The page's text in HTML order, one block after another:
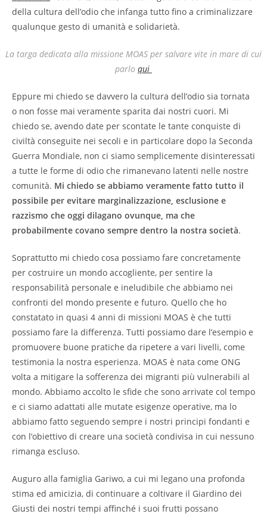
della cultura dell’odio che infanga tutto fino a criminalizzare
qualunque gesto di umanità e solidarietà.
La targa dedicata alla missione MOAS per salvare vite in mare di cui
parlo qui
Eppure mi chiedo se davvero la cultura dell’odio sia tornata
o non fosse mai veramente sparita dai nostri cuori. Mi
chiedo se, avendo date per scontate le tante conquiste di
civiltà conseguite nei secoli e in particolare dopo la Seconda
Guerra Mondiale, non ci siamo semplicemente disinteressati
a tutte le forme di odio che rimanevano latenti nelle nostre
comunità. Mi chiedo se abbiamo veramente fatto tutto il
possibile per evitare marginalizzazione, esclusione e
razzismo che oggi dilagano ovunque, ma che
probabilmente covano sempre dentro la nostra società.
Soprattutto mi chiedo cosa possiamo fare concretamente
per costruire un mondo accogliente, per sentire la
responsabilità personale e ineludibile che abbiamo nei
confronti del mondo presente e futuro. Quello che ho
constatato in quasi 4 anni di missioni MOAS è che tutti
possiamo fare la differenza. Tutti possiamo dare l’esempio e
promuovere buone pratiche da ripetere a vari livelli, come
testimonia la nostra esperienza. MOAS è nata come ONG
volta a mitigare la sofferenza dei migranti più vulnerabili al
mondo. Abbiamo accolto le sfide che sono arrivate col tempo
e ci siamo adattati alle mutate esigenze operative, ma lo
abbiamo fatto seguendo sempre i nostri principi fondanti e
con l’obiettivo di creare una società condivisa in cui nessuno
rimanga escluso.
Auguro alla famiglia Gariwo, a cui mi legano una profonda
stima ed amicizia, di continuare a coltivare il Giardino dei
Giusti dei nostri tempi affinché i suoi frutti possano